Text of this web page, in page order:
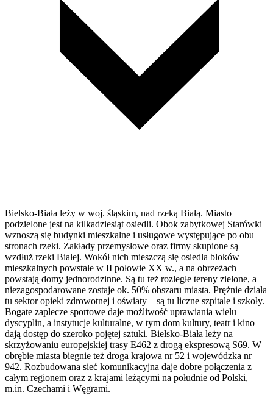
Bielsko-Biała leży w woj. śląskim, nad rzeką Białą. Miasto
podzielone jest na kilkadziesiąt osiedli. Obok zabytkowej Starówki
wznoszą się budynki mieszkalne i usługowe występujące po obu
stronach rzeki. Zakłady przemysłowe oraz firmy skupione są
wzdłuż rzeki Białej. Wokół nich mieszczą się osiedla bloków
mieszkalnych powstałe w II połowie XX w., a na obrzeżach
powstają domy jednorodzinne. Są tu też rozległe tereny zielone, a
niezagospodarowane zostaje ok. 50% obszaru miasta. Prężnie działa
tu sektor opieki zdrowotnej i oświaty – są tu liczne szpitale i szkoły.
Bogate zaplecze sportowe daje możliwość uprawiania wielu
dyscyplin, a instytucje kulturalne, w tym dom kultury, teatr i kino
dają dostęp do szeroko pojętej sztuki. Bielsko-Biała leży na
skrzyżowaniu europejskiej trasy E462 z drogą ekspresową S69. W
obrębie miasta biegnie też droga krajowa nr 52 i wojewódzka nr
942. Rozbudowana sieć komunikacyjna daje dobre połączenia z
całym regionem oraz z krajami leżącymi na południe od Polski,
m.in. Czechami i Węgrami.